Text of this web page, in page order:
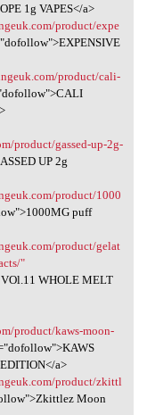
1g VAPES</a>
product/expe
product/cali-
product/gassed-up-2g-
UP 2g
product/1000
puff
product/gelat
"
WHOLE MELT
product/kaws-moon-
a>
product/zkittl
Moon